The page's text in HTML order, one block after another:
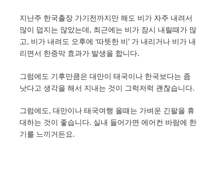
지난주 한국출장 가기전까지만 해도 비가 자주 내려서
많이 덥지는 않았는데, 최근에는 비가 잠시 내릴때가 많
고, 비가 내려도 오후에 ‘따뜻한 비’ 가 내리거나 비가 내
리면서 한증막 효과가 발생을 합니다.
그럼에도 기후만큼은 대만이 태국이나 한국보다는 좀
낫다고 생각을 해서 지내는 것이 그럭저럭 괜찮습니다.
그럼에도, 대만이나 태국여행 올때는 가벼운 긴팔을 휴
대하는 것이 좋습니다. 실내 들어가면 에어컨 바람에 한
기를 느끼거든요.